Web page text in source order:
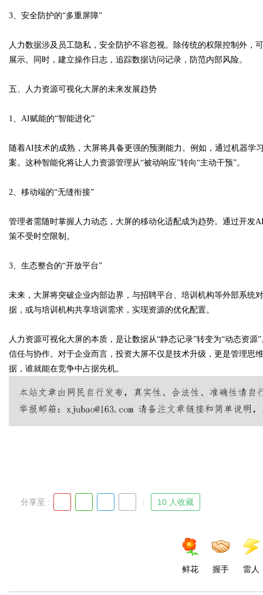
3、安全防护的“多重屏障”
人力数据涉及员工隐私，安全防护不容忽视。除传统的权限控制外，
展示。同时，建立操作日志，追踪数据访问记录，防范内部风险。
五、人力资源可视化大屏的未来发展趋势
1、AI赋能的“智能进化”
随着AI技术的成熟，大屏将具备更强的预测能力。例如，通过机器学
案。这种智能化将让人力资源管理从“被动响应”转向“主动干预”。
2、移动端的“无缝衔接”
管理者需随时掌握人力动态，大屏的移动化适配成为趋势。通过开发
策不受时空限制。
3、生态整合的“开放平台”
未来，大屏将突破企业内部边界，与招聘平台、培训机构等外部系统
据，或与培训机构共享培训需求，实现资源的优化配置。
人力资源可视化大屏的本质，是让数据从“静态记录”转变为“动态资
信任与协作。对于企业而言，投资大屏不仅是技术升级，更是管理思
据，谁就能在竞争中占据先机。
分享至 : 10 人收藏
鲜花 握手 雷人